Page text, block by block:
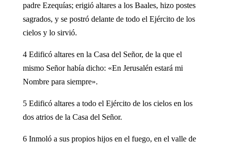
padre Ezequías; erigió altares a los Baales, hizo postes
sagrados, y se postró delante de todo el Ejército de los
cielos y lo sirvió.
4 Edificó altares en la Casa del Señor, de la que el
mismo Señor había dicho: «En Jerusalén estará mi
Nombre para siempre».
5 Edificó altares a todo el Ejército de los cielos en los
dos atrios de la Casa del Señor.
6 Inmoló a sus propios hijos en el fuego, en el valle de